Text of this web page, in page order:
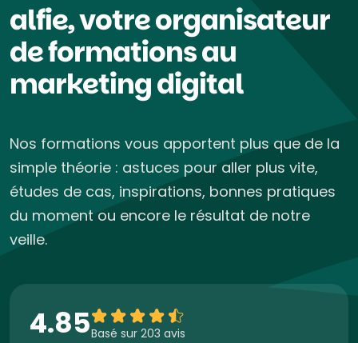
alfie, votre organisateur
de formations au
marketing digital
Nos formations vous apportent plus que de la
simple théorie : astuces pour aller plus vite,
études de cas, inspirations, bonnes pratiques
du moment ou encore le résultat de notre
veille.
4.85Basé sur 203 avis